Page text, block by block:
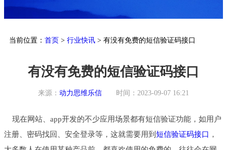
当前位置： 首页 > 行业快讯 > 有没有免费的短信验证码接口
有没有免费的短信验证码接口
来源： 动力思维乐信 时间：2023-09-07 16:21
现在网站、app开发的不少应用场景都有短信验证功能，如用户
注册、密码找回、安全登录等，这就需要用到 短信验证码接口 ，